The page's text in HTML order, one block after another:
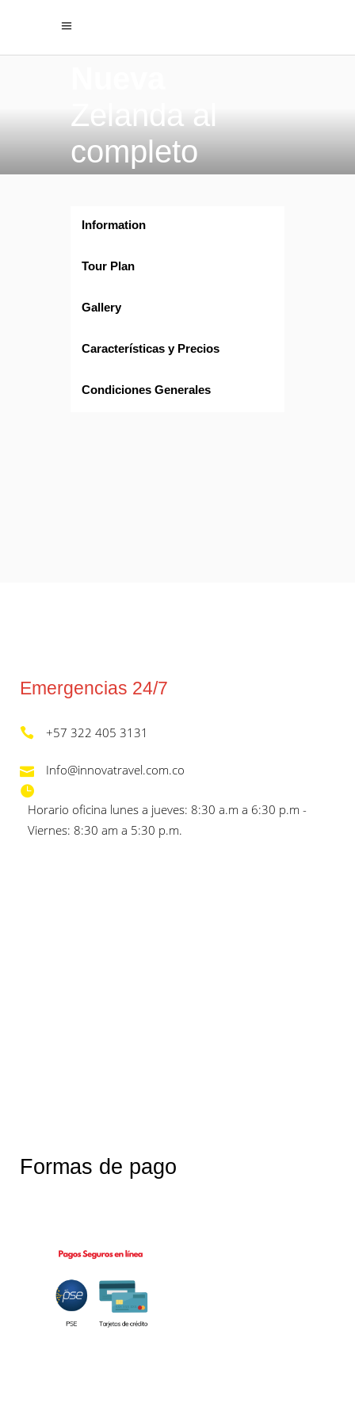
Zelanda al
completo
Information
Tour Plan
Gallery
Características y Precios
Condiciones Generales
Emergencias 24/7
+57 322 405 3131
Info@innovatravel.com.co
Horario oficina lunes a jueves: 8:30 a.m a 6:30 p.m -
Viernes: 8:30 am a 5:30 p.m.
Formas de pago